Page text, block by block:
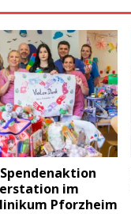
im
Pforzheim